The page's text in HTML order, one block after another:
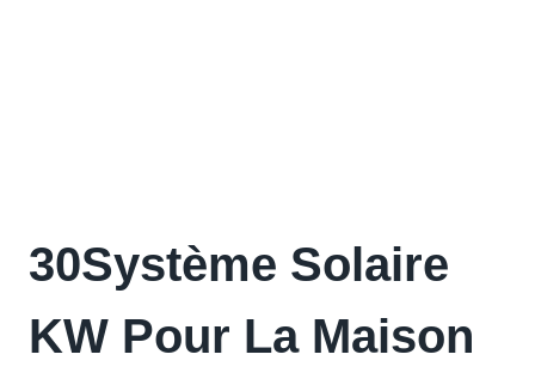
30Système Solaire
KW Pour La Maison